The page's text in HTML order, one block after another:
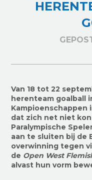
Van 18 tot 22
herenteam goalball
Kampioenschappen
dat zich net niet
Paralympische
aan te sluiten bij de
overwinning tegen
de Open West
alvast hun vorm